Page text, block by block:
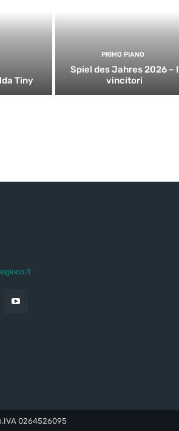
Tiny
PRIMO PIANO
Spiel des Jahres 2026 – I
vincitori
0264526095